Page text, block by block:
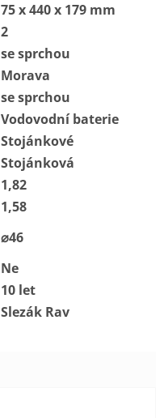
75 x 440 x 179 mm
2
se sprchou
Morava
se sprchou
Vodovodní baterie
Stojánkové
Stojánková
1,82
1,58
⌀46
Ne
10 let
Slezák Rav